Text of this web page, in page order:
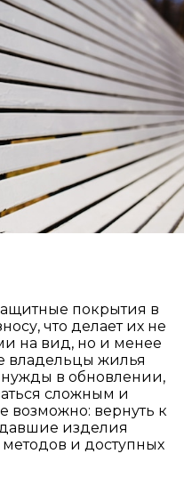
покрытия в
что делает их не
на вид, но и менее
владельцы жилья
в обновлении,
сложным и
возможно: вернуть к
изделия
и доступных